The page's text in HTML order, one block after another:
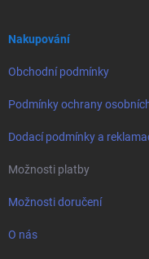
Nakupování
Obchodní podmínky
Podmínky ochrany
Dodací podmínky a
Možnosti platby
Možnosti doručení
O nás